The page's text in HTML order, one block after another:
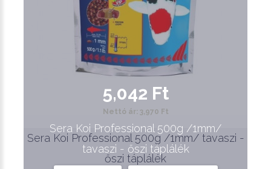
Sera Koi Professional 500g /1mm/ tavaszi -
őszi táplálék
5,042 Ft
Nettó ár: 3,970 Ft
Sera Koi Professional 500g /1mm/
tavaszi - őszi táplálék